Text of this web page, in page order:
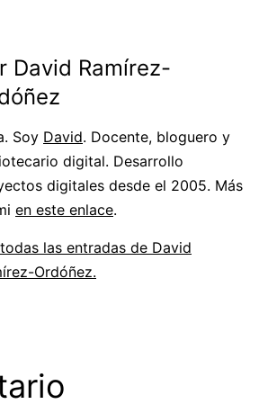
David Ramírez-
Soy David. Docente, bloguero y
digital. Desarrollo
digitales desde el 2005. Más
en este enlace.
las entradas de David
Ordóñez.